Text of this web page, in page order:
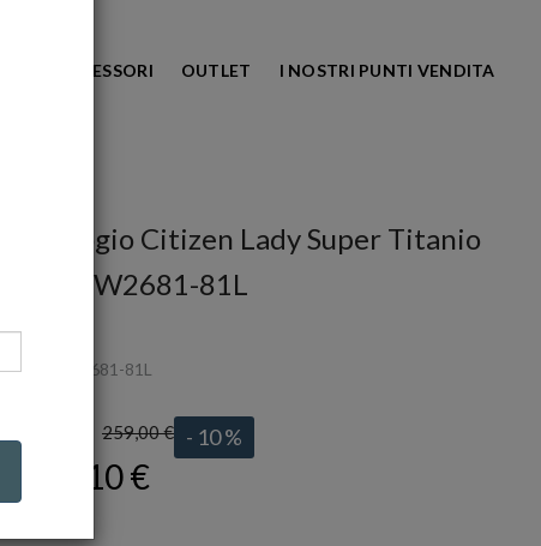
ACCESSORI OUTLET I NOSTRI PUNTI VENDITA
Orologio Citizen Lady Super Titanio
Ref. EW2681-81L
EW2681-81L
259,00 € - 10 %
233,10 €